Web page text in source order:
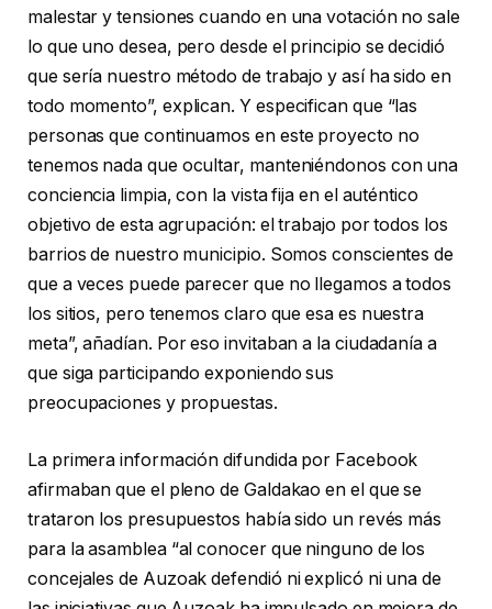
malestar y tensiones cuando en una votación no sale
lo que uno desea, pero desde el principio se decidió
que sería nuestro método de trabajo y así ha sido en
todo momento”, explican. Y especifican que “las
personas que continuamos en este proyecto no
tenemos nada que ocultar, manteniéndonos con una
conciencia limpia, con la vista fija en el auténtico
objetivo de esta agrupación: el trabajo por todos los
barrios de nuestro municipio. Somos conscientes de
que a veces puede parecer que no llegamos a todos
los sitios, pero tenemos claro que esa es nuestra
meta”, añadían. Por eso invitaban a la ciudadanía a
que siga participando exponiendo sus
preocupaciones y propuestas.
La primera información difundida por Facebook
afirmaban que el pleno de Galdakao en el que se
trataron los presupuestos había sido un revés más
para la asamblea “al conocer que ninguno de los
concejales de Auzoak defendió ni explicó ni una de